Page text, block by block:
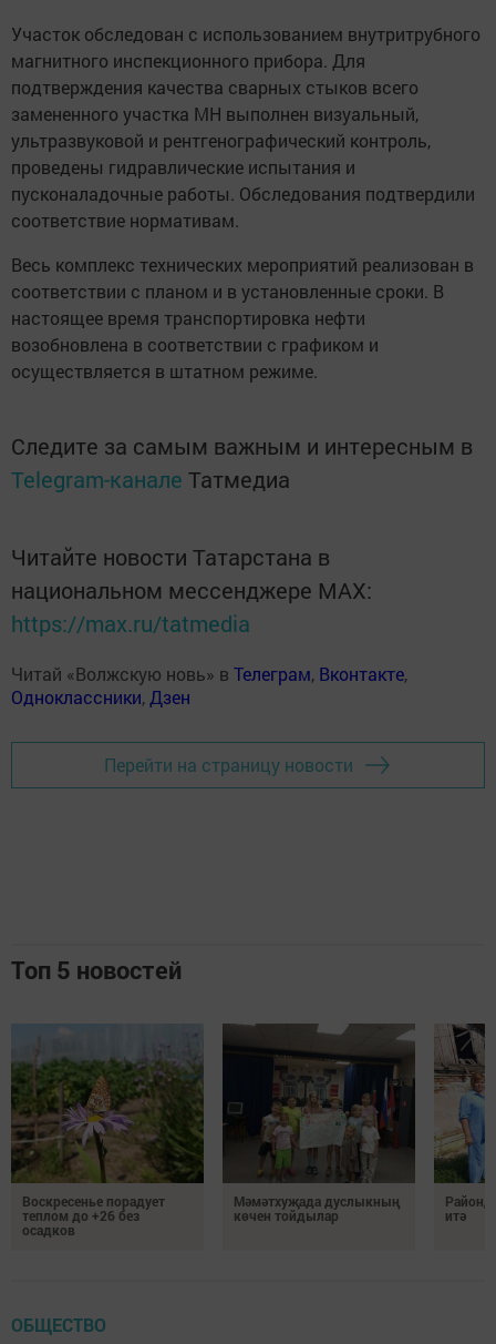
Участок обследован с использованием внутритрубного
магнитного инспекционного прибора. Для
подтверждения качества сварных стыков всего
замененного участка МН выполнен визуальный,
ультразвуковой и рентгенографический контроль,
проведены гидравлические испытания и
пусконаладочные работы. Обследования подтвердили
соответствие нормативам.
Весь комплекс технических мероприятий реализован в
соответствии с планом и в установленные сроки. В
настоящее время транспортировка нефти
возобновлена в соответствии с графиком и
осуществляется в штатном режиме.
Следите за самым важным и интересным в
Telegram-канале Татмедиа
Читайте новости Татарстана в
национальном мессенджере MАХ:
https://max.ru/tatmedia
Читай «Волжскую новь» в Телеграм, Вконтакте,
Одноклассники, Дзен
Перейти на страницу новости
Топ 5 новостей
Воскресенье порадует
теплом до +26 без
осадков
Мәмәтхуҗада дуслыкның
көчен тойдылар
итә
ОБЩЕСТВО